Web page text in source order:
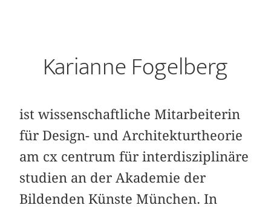
Karianne Fogelberg
ist wissenschaftliche Mitarbeiterin
für Design- und Architekturtheorie
am cx centrum für interdisziplinäre
studien an der Akademie der
Bildenden Künste München. In